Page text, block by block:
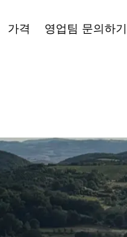
가격 영업팀 문의하기